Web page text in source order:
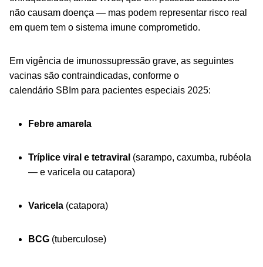
não causam doença — mas podem representar risco real
em quem tem o sistema imune comprometido.
Em vigência de imunossupressão grave, as seguintes
vacinas são contraindicadas, conforme o
calendário SBIm para pacientes especiais 2025:
Febre amarela
Tríplice viral e tetraviral (sarampo, caxumba, rubéola
— e varicela ou catapora)
Varicela (catapora)
BCG (tuberculose)